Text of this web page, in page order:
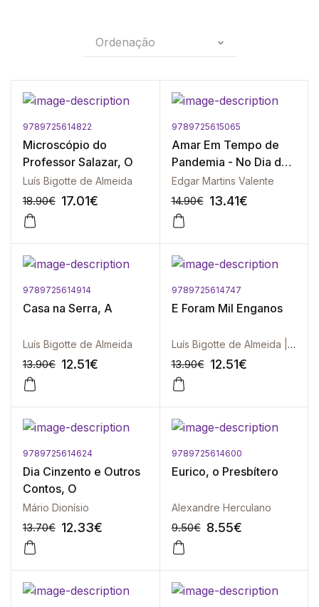
Ordenação
9789725614822
Microscópio do
Professor Salazar, O
Luís Bigotte de Almeida
18.90€ 17.01€
9789725615065
Amar Em Tempo de
Pandemia - No Dia do
Adeus
Edgar Martins Valente
14.90€ 13.41€
9789725614914
Casa na Serra, A
Luís Bigotte de Almeida
13.90€ 12.51€
9789725614747
E Foram Mil Enganos
Luís Bigotte de Almeida | Joaquim J. F. Soares
13.90€ 12.51€
9789725614624
Dia Cinzento e Outros
Contos, O
Mário Dionísio
13.70€ 12.33€
9789725614600
Eurico, o Presbítero
Alexandre Herculano
9.50€ 8.55€